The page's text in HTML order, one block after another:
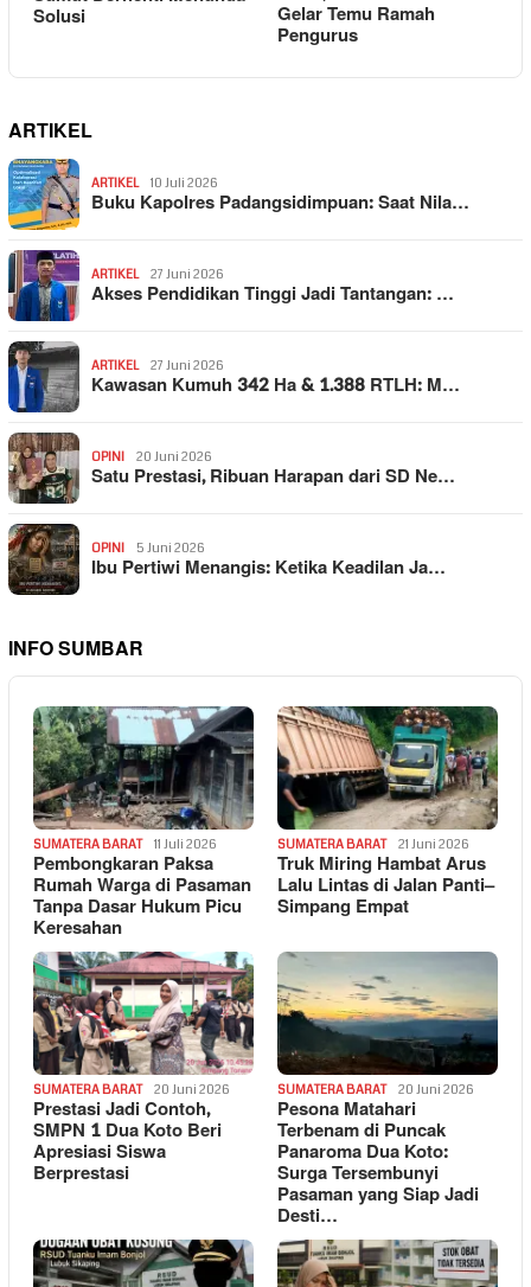
Solusi Gelar Temu Ramah
Pengurus
ARTIKEL
ARTIKEL 10 Juli 2026
Buku Kapolres Padangsidimpuan: Saat Nila…
ARTIKEL 27 Juni 2026
Akses Pendidikan Tinggi Jadi Tantangan: …
ARTIKEL 27 Juni 2026
Kawasan Kumuh 342 Ha & 1.388 RTLH: M…
OPINI 20 Juni 2026
Satu Prestasi, Ribuan Harapan dari SD Ne…
OPINI 5 Juni 2026
Ibu Pertiwi Menangis: Ketika Keadilan Ja…
INFO SUMBAR
SUMATERA BARAT 11 Juli 2026
Pembongkaran Paksa
Rumah Warga di Pasaman
Tanpa Dasar Hukum Picu
Keresahan
SUMATERA BARAT 21 Juni 2026
Truk Miring Hambat Arus
Lalu Lintas di Jalan Panti–
Simpang Empat
SUMATERA BARAT 20 Juni 2026
Prestasi Jadi Contoh,
SMPN 1 Dua Koto Beri
Apresiasi Siswa
Berprestasi
SUMATERA BARAT 20 Juni 2026
Pesona Matahari
Terbenam di Puncak
Panaroma Dua Koto:
Surga Tersembunyi
Pasaman yang Siap Jadi
Desti…